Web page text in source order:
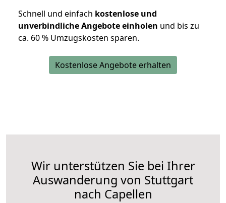
Schnell und einfach kostenlose und
unverbindliche Angebote einholen und bis zu
ca. 60 % Umzugskosten sparen.
Kostenlose Angebote erhalten
Wir unterstützen Sie bei Ihrer
Auswanderung von Stuttgart
nach Capellen